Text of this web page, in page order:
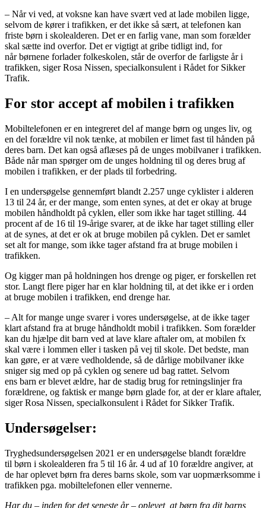
– Når vi ved, at voksne kan have svært ved at lade mobilen ligge,
selvom de kører i trafikken, er det ikke så sært, at telefonen kan
friste børn i skolealderen. Det er en farlig vane, man som forælder
skal sætte ind overfor. Det er vigtigt at gribe tidligt ind, for
når børnene forlader folkeskolen, står de overfor de farligste år i
trafikken, siger Rosa Nissen, specialkonsulent i Rådet for Sikker
Trafik.
For stor accept af mobilen i trafikken
Mobiltelefonen er en integreret del af mange børn og unges liv, og
en del forældre vil nok tænke, at mobilen er limet fast til hånden på
deres barn. Det kan også aflæses på de unges mobilvaner i trafikken.
Både når man spørger om de unges holdning til og deres brug af
mobilen i trafikken, er der plads til forbedring.
I en undersøgelse gennemført blandt 2.257 unge cyklister i alderen
13 til 24 år, er der mange, som enten synes, at det er okay at bruge
mobilen håndholdt på cyklen, eller som ikke har taget stilling. 44
procent af de 16 til 19-årige svarer, at de ikke har taget stilling eller
at de synes, at det er ok at bruge mobilen på cyklen. Det er samlet
set alt for mange, som ikke tager afstand fra at bruge mobilen i
trafikken.
Og kigger man på holdningen hos drenge og piger, er forskellen ret
stor. Langt flere piger har en klar holdning til, at det ikke er i orden
at bruge mobilen i trafikken, end drenge har.
– Alt for mange unge svarer i vores undersøgelse, at de ikke tager
klart afstand fra at bruge håndholdt mobil i trafikken. Som forælder
kan du hjælpe dit barn ved at lave klare aftaler om, at mobilen fx
skal være i lommen eller i tasken på vej til skole. Det bedste, man
kan gøre, er at være vedholdende, så de dårlige mobilvaner ikke
sniger sig med op på cyklen og senere ud bag rattet. Selvom
ens barn er blevet ældre, har de stadig brug for retningslinjer fra
forældrene, og faktisk er mange børn glade for, at der er klare aftaler,
siger Rosa Nissen, specialkonsulent i Rådet for Sikker Trafik.
Undersøgelser:
Tryghedsundersøgelsen 2021 er en undersøgelse blandt forældre
til børn i skolealderen fra 5 til 16 år. 4 ud af 10 forældre angiver, at
de har oplevet børn fra deres barns skole, som var uopmærksomme i
trafikken pga. mobiltelefonen eller vennerne.
Har du – inden for det seneste år – oplevet, at børn fra dit barns